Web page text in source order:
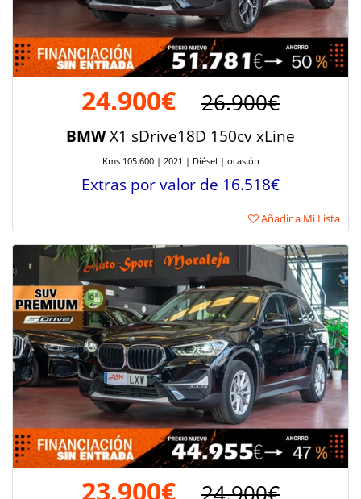
24.900€ 26.900€
BMWX1 sDrive18D 150cv xLine
Kms 105.600 | 2021 | Diésel | ocasión
Extras por valor de 16.518€
Añadir a Mi Lista
23.900€